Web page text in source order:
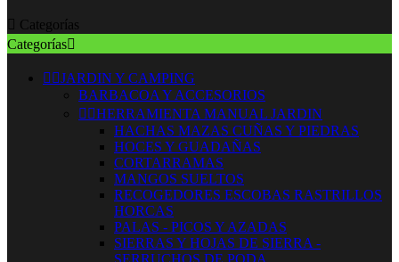
 Categorías
Categorías
 JARDIN Y CAMPING
BARBACOA Y ACCESORIOS
 HERRAMIENTA MANUAL JARDIN
HACHAS MAZAS CUÑAS Y PIEDRAS
HOCES Y GUADAÑAS
CORTARRAMAS
MANGOS SUELTOS
RECOGEDORES ESCOBAS RASTRILLOS
HORCAS
PALAS - PICOS Y AZADAS
SIERRAS Y HOJAS DE SIERRA -
SERRUCHOS DE PODA